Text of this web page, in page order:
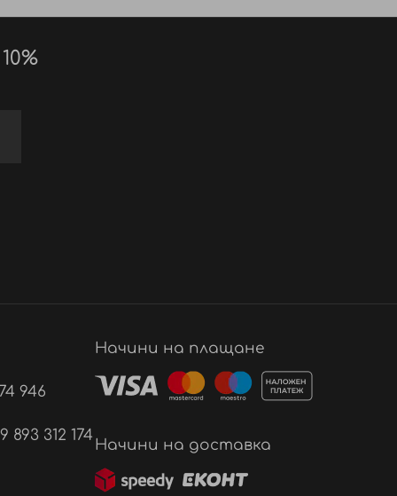
946
312 174
Начини на плащане
Начини на доставка